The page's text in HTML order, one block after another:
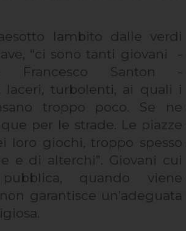
lambito dalle verdi
“ci sono tanti giovani -
Francesco Santon -
laceri, turbolenti, ai quali i
troppo poco. Se ne
per le strade. Le piazze
loro giochi, troppo spesso
e di alterchi”. Giovani cui
quando viene
garantisce un’adeguata